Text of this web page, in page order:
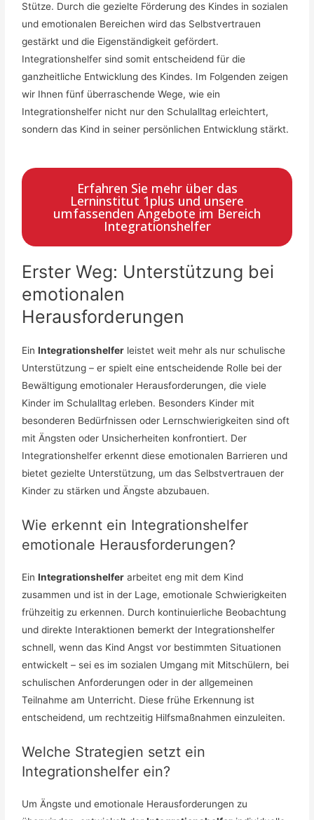
Stütze. Durch die gezielte Förderung des Kindes in sozialen
und emotionalen Bereichen wird das Selbstvertrauen
gestärkt und die Eigenständigkeit gefördert.
Integrationshelfer sind somit entscheidend für die
ganzheitliche Entwicklung des Kindes. Im Folgenden zeigen
wir Ihnen fünf überraschende Wege, wie ein
Integrationshelfer nicht nur den Schulalltag erleichtert,
sondern das Kind in seiner persönlichen Entwicklung stärkt.
Erfahren Sie mehr über das
Lerninstitut 1plus und unsere
umfassenden Angebote im Bereich
Integrationshelfer
Erster Weg: Unterstützung bei
emotionalen
Herausforderungen
EinIntegrationshelfer leistet weit mehr als nur schulische
Unterstützung – er spielt eine entscheidende Rolle bei der
Bewältigung emotionaler Herausforderungen, die viele
Kinder im Schulalltag erleben. Besonders Kinder mit
besonderen Bedürfnissen oder Lernschwierigkeiten sind oft
mit Ängsten oder Unsicherheiten konfrontiert. Der
Integrationshelfer erkennt diese emotionalen Barrieren und
bietet gezielte Unterstützung, um das Selbstvertrauen der
Kinder zu stärken und Ängste abzubauen.
Wie erkennt ein Integrationshelfer
emotionale Herausforderungen?
EinIntegrationshelfer arbeitet eng mit dem Kind
zusammen und ist in der Lage, emotionale Schwierigkeiten
frühzeitig zu erkennen. Durch kontinuierliche Beobachtung
und direkte Interaktionen bemerkt der Integrationshelfer
schnell, wenn das Kind Angst vor bestimmten Situationen
entwickelt – sei es im sozialen Umgang mit Mitschülern, bei
schulischen Anforderungen oder in der allgemeinen
Teilnahme am Unterricht. Diese frühe Erkennung ist
entscheidend, um rechtzeitig Hilfsmaßnahmen einzuleiten.
Welche Strategien setzt ein
Integrationshelfer ein?
Um Ängste und emotionale Herausforderungen zu